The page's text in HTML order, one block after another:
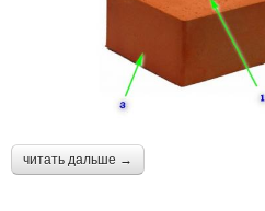
читать дальше →